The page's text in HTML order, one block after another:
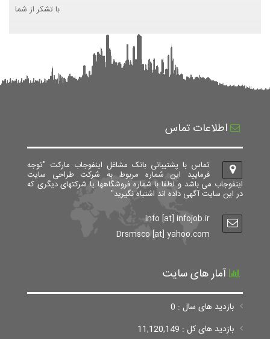
با تشکر از شما
اطلاعات تماس
تماس با پشتیبانی بانک مشاغل اینفوجاب مارکت "توجه
فرمایید این شماره مربوط به شرکت طراحی سایت
اینفوجاب می باشد و لطفا با شماره فروشگاهها یا شرکتهای دیگری که
در این سایت آگهی داده اند اشتباه نگیرید"
info [at] infojob.ir
Drsmsco [at] yahoo.com
آمار های سایت
بازدید های سال : 0
بازدید های کل : 11,120,149